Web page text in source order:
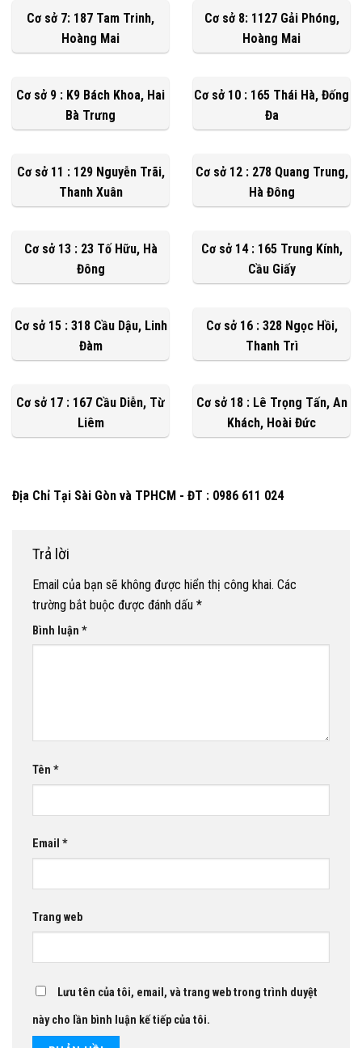
Cơ sở 7: 187 Tam Trinh,
Hoàng Mai
Cơ sở 8: 1127 Gải Phóng,
Hoàng Mai
Cơ sở 9 : K9 Bách Khoa, Hai
Bà Trưng
Cơ sở 10 : 165 Thái Hà, Đống
Đa
Cơ sở 11 : 129 Nguyễn Trãi,
Thanh Xuân
Cơ sở 12 : 278 Quang Trung,
Hà Đông
Cơ sở 13 : 23 Tố Hữu, Hà
Đông
Cơ sở 14 : 165 Trung Kính,
Cầu Giấy
Cơ sở 15 : 318 Cầu Dậu, Linh
Đàm
Cơ sở 16 : 328 Ngọc Hồi,
Thanh Trì
Cơ sở 17 : 167 Cầu Diễn, Từ
Liêm
Cơ sở 18 : Lê Trọng Tấn, An
Khách, Hoài Đức
Địa Chỉ Tại Sài Gòn và TPHCM - ĐT : 0986 611 024
Trả lời
Email của bạn sẽ không được hiển thị công khai. Các
trường bắt buộc được đánh dấu *
Bình luận *
Tên *
Email *
Trang web
Lưu tên của tôi, email, và trang web trong trình duyệt
này cho lần bình luận kế tiếp của tôi.